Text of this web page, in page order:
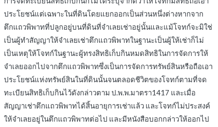
ประโยชน์แต่เฉพาะในที่ดินโดยแยกออกเป็นส่วนหนึ่งต่างหากจาก
ตึกแถวพิพาทที่ปลูกอยู่บนที่ดินที่จำเลยเช่าอยู่นั้นและแม้โจทก์จะมิใช่
เป็นผู้ทำสัญญาให้จำเลยเช่าตึกแถวพิพาทในฐานะเป็นผู้ให้เช่าก็ไม่
เป็นเหตุให้โจทก์ในฐานะผู้ทรงสิทธิเก็บกินหมดสิทธิในการจัดการให้
จำเลยออกไปจากตึกแถวพิพาทซึ่งเป็นการจัดการทรัพย์สินหรือถือเอา
ประโยชน์แห่งทรัพย์สินในที่ดินนั้นจนตลอดชีวิตของโจทก์ตามที่จด
ทะเบียนสิทธิเก็บกินไว้ดังกล่าวตาม ป.พ.พ.มาตรา1417 และเมื่อ
สัญญาเช่าตึกแถวพิพาทได้สิ้นอายุการเช่าแล้ว และโจทก์ไม่ประสงค์
ให้จำเลยอยู่ในตึกแถวพิพาทต่อไป และมีหนังสือบอกกล่าวให้ออกไป